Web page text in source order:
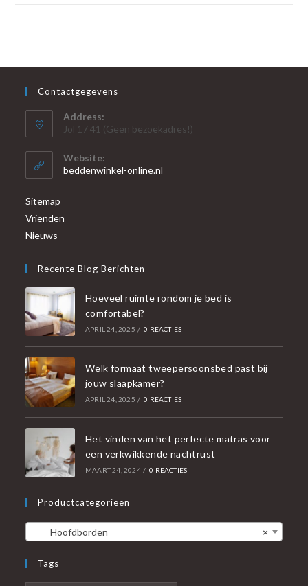
Contactgegevens
Address:
Jol 17 41 (Geen bezoekadres!)
Website:
beddenwinkel-online.nl
Sitemap
Vrienden
Nieuws
Recente Blog Berichten
Hoeveel ruimte rondom je bed is
comfortabel?
APRIL 24, 2025 / 0 REACTIES
Welk formaat tweepersoonsbed past bij
jouw slaapkamer?
APRIL 24, 2025 / 0 REACTIES
Het vinden van het perfecte matras voor
een verkwikkende nachtrust
MAART 24, 2024 / 0 REACTIES
Productcategorieën
×
Hoofdborden
Tags